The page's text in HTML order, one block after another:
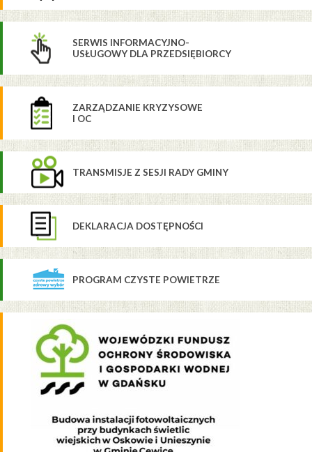
SERWIS INFORMACYJNO-
USŁUGOWY DLA PRZEDSIĘBIORCY
ZARZĄDZANIE KRYZYSOWE
I OC
TRANSMISJE Z SESJI RADY GMINY
DEKLARACJA DOSTĘPNOŚCI
PROGRAM CZYSTE POWIETRZE